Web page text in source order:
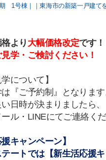
1号棟｜｜東海市の新築一戸建て
より 大幅価格改定です！
学・ご検討ください！
について】
『ご予約制』となります
日時が決まりましたら、
ル・LINEにてご連絡くだ
援キャンペーン】
ートでは【新生活応援